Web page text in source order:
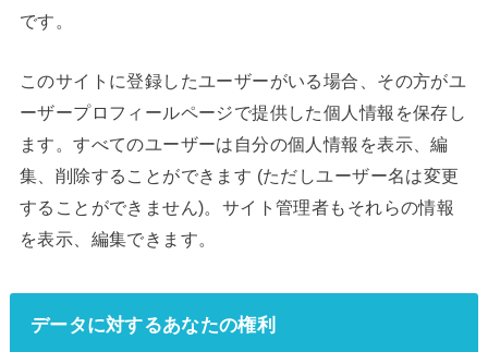
です。
このサイトに登録したユーザーがいる場合、その方がユ
ーザープロフィールページで提供した個人情報を保存し
ます。すべてのユーザーは自分の個人情報を表示、編
集、削除することができます (ただしユーザー名は変更
することができません)。サイト管理者もそれらの情報
を表示、編集できます。
データに対するあなたの権利